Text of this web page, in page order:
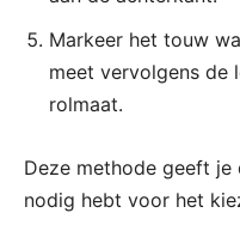
Markeer het touw
meet vervolgens de
rolmaat.
Deze methode geeft
nodig hebt voor het